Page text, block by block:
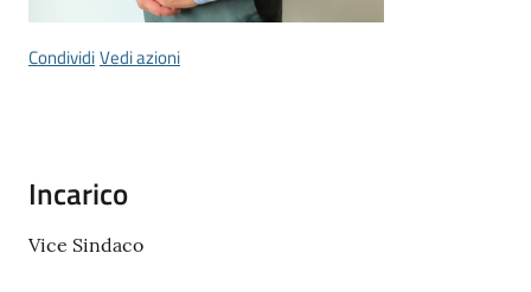
CondividiVedi azioni
Incarico
Vice Sindaco